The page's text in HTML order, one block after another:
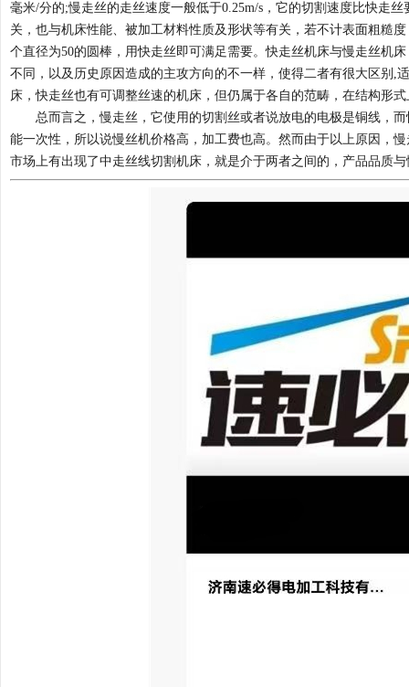
毫米/分的;慢走丝的走丝速度一般低于0.25m/s，它的切割速度比快走
关，也与机床性能、被加工材料性质及形状等有关，若不计表面粗糙
个直径为50的圆棒，用快走丝即可满足需要。快走丝机床与慢走丝机
不同，以及历史原因造成的主攻方向的不一样，使得二者有很大区别,
床，快走丝也有可调整丝速的机床，但仍属于各自的范畴，在结构形
总而言之，慢走丝，它使用的切割丝或者说放电的电极是铜线，
能一次性，所以说慢丝机价格高，加工费也高。然而由于以上原因，
市场上有出现了中走丝线切割机床，就是介于两者之间的，产品品质